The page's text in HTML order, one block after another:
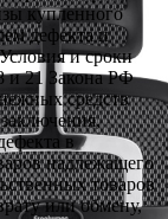
купленного
дефекта и
и сроки
и 21 Закона РФ
средств
в
надлежащего
товаров
или обмену,